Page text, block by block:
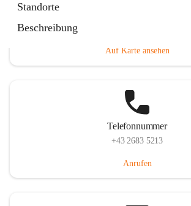
Standorte
Beschreibung
Auf Karte ansehen
Telefonnummer
+43 2683 5213
Anrufen